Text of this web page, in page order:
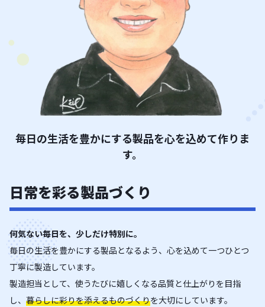
毎日の生活を豊かにする製品を心を込めて作りま
す。
日常を彩る製品づくり
何気ない毎日を、少しだけ特別に。
毎日の生活を豊かにする製品となるよう、心を込めて一つひとつ
丁寧に製造しています。
製造担当として、使うたびに嬉しくなる品質と仕上がりを目指
し、 暮らしに彩りを添えるものづくりを大切にしています。